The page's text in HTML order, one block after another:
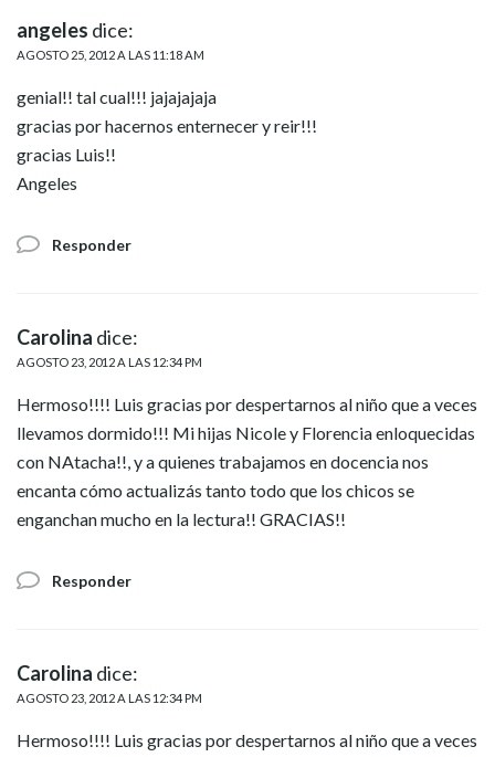
angeles dice:
AGOSTO 25, 2012 A LAS 11:18 AM
genial!! tal cual!!! jajajajaja
gracias por hacernos enternecer y reir!!!
gracias Luis!!
Angeles
Responder
Carolina dice:
AGOSTO 23, 2012 A LAS 12:34 PM
Hermoso!!!! Luis gracias por despertarnos al niño que a veces
llevamos dormido!!! Mi hijas Nicole y Florencia enloquecidas
con NAtacha!!, y a quienes trabajamos en docencia nos
encanta cómo actualizás tanto todo que los chicos se
enganchan mucho en la lectura!! GRACIAS!!
Responder
Carolina dice:
AGOSTO 23, 2012 A LAS 12:34 PM
Hermoso!!!! Luis gracias por despertarnos al niño que a veces